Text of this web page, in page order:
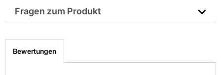
EAN: 9002719023036
Fragen zum Produkt
weitergeleitet zu werden. Wir werden Ihre Anfrage
schnellstmöglich bearbeiten.
Bewertungen